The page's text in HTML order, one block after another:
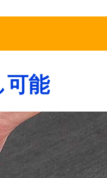
可能